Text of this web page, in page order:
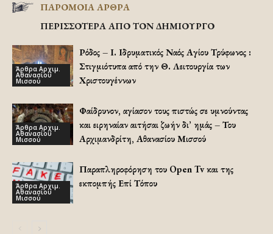
ΠΑΡΟΜΟΙΑ ΑΡΘΡΑ
ΠΕΡΙΣΣΟΤΕΡΑ ΑΠΟ ΤΟΝ ΔΗΜΙΟΥΡΓΟ
Άρθρα Αρχιμ.
Αθανασίου
Μισσού
Ρόδος – Ι. Ιδρυματικός Ναός Αγίου Τρύφωνος :
Στιγμιότυπα από την Θ. Λειτουργία των
Χριστουγέννων
Άρθρα Αρχιμ.
Αθανασίου
Μισσού
Φαίδρυνον, αγίασον τους πιστώς σε υμνούντας
και ειρηναίαν αιτήσαι ζωήν δι’ ημάς – Του
Αρχιμανδρίτη, Αθανασίου Μισσού
Άρθρα Αρχιμ.
Αθανασίου
Μισσού
Παραπληροφόρηση του Open Tv και της
εκπομπής Επί Τόπου